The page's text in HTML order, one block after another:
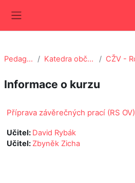
Pedagogická fakulta Katedra občanské výchovy a filozofie
Informace o kurzu
Příprava závěrečných prací (RS OV)
Učitel: David Rybák
Učitel: Zbyněk Zicha